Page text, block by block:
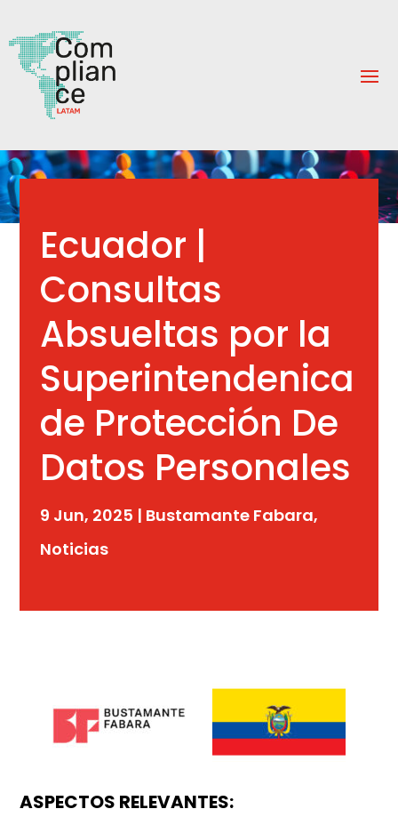
Ecuador |
Consultas
Absueltas por la
Superintendenica
de Protección De
Datos Personales
9 Jun, 2025 | Bustamante Fabara,
Noticias
ASPECTOS RELEVANTES: